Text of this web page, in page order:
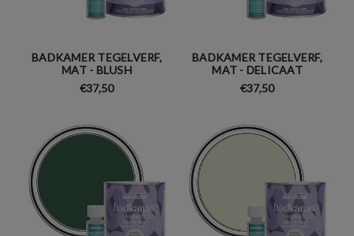
BADKAMER TEGELVERF,
MAT - BLUSH
€37,50
BADKAMER TEGELVERF,
MAT - DELICAAT
€37,50